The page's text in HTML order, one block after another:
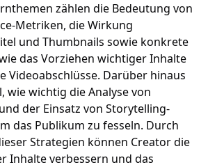
zählen die Bedeutung von
Metriken, die Wirkung
und Thumbnails sowie konkrete
das Vorziehen wichtiger Inhalte
Videoabschlüsse. Darüber hinaus
wie wichtig die Analyse von
der Einsatz von Storytelling-
das Publikum zu fesseln. Durch
Strategien können Creator die
Inhalte verbessern und das